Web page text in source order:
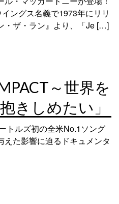
ングス名義で1973年にリリ
・ザ・ラン』より、「Je […]
～世界を
きしめたい」
トルズ初の全米No.1ソング
えた影響に迫るドキュメンタ